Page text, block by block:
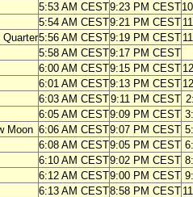
5:53 AM CEST9:23 PM CEST
5:54 AM CEST9:21 PM CEST
Quarter5:56 AM CEST9:19 PM CEST
5:58 AM CEST9:17 PM CEST
6:00 AM CEST9:15 PM CEST
6:01 AM CEST9:13 PM CEST
6:03 AM CEST9:11 PM CEST
6:05 AM CEST9:09 PM CEST
Moon 6:06 AM CEST9:07 PM CEST
6:08 AM CEST9:05 PM CEST
6:10 AM CEST9:02 PM CEST
6:12 AM CEST9:00 PM CEST
6:13 AM CEST8:58 PM CEST